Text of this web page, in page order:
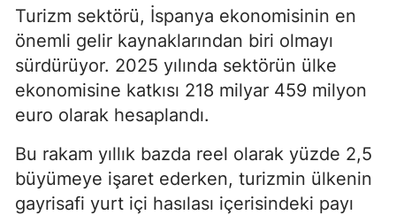
Turizm sektörü, İspanya ekonomisinin en
önemli gelir kaynaklarından biri olmayı
sürdürüyor. 2025 yılında sektörün ülke
ekonomisine katkısı 218 milyar 459 milyon
euro olarak hesaplandı.
Bu rakam yıllık bazda reel olarak yüzde 2,5
büyümeye işaret ederken, turizmin ülkenin
gayrisafi yurt içi hasılası içerisindeki payı